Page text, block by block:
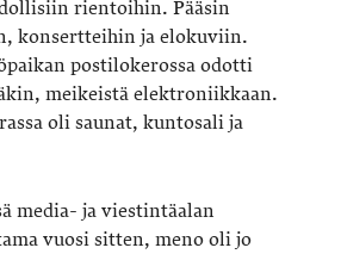
rientoihin. Pääsin
konsertteihin ja elokuviin.
postilokerossa odotti
meikeistä elektroniikkaan.
oli saunat, kuntosali ja
media- ja viestintäalan
vuosi sitten, meno oli jo